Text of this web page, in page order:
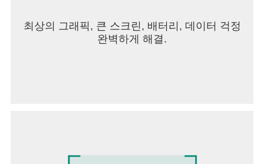
최상의 그래픽, 큰 스크린, 배터리, 데이터 걱정
완벽하게 해결.